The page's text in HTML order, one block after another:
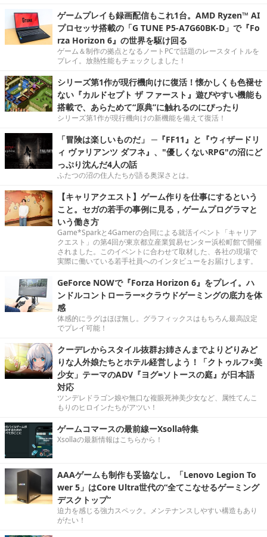
ゲームプレイも録画配信もこれ1台。AMD Ryzen™ AI
プロセッサ搭載の「G TUNE P5-A7G60BK-D」で『Fo
rza Horizon 6』の世界を駆け回る
ゲーム＆制作の拠点となるノートPCで話題のレースタイトルを
プレイ。放熱性能もチェックしました！
シリーズ第1作が現行機向けに復活！懐かしくも色褪せ
ない『カルドセプト ザ ファースト』遊びやすい機能も
搭載で、あらためて“原典”に触れるのにぴったり
シリーズ第1作が現行機向けの新機能を備えて復活！
「冒険は楽しいものだ」 ─『FF11』と『ウィザードリ
ィ ヴァリアンツ ダフネ』、"優しくないRPG"の沼にど
っぷり沈んだ4人の話
ふたつの沼の住人たちが語る奥深さとは。
【キャリアクエスト】ゲーム作りを仕事にするという
こと。セガの若手の事例に見る，ゲームプログラマと
いう働き方
Game*Sparkと4Gamerの合同による就活イベント「キャリア
クエスト」の第4回が東京都立産業貿易センター浜松町館で開催
されました。このイベントに合わせて取材した、各社の現場で
実際に働いている若手社員へのインタビューをお届けします。
GeForce NOWで『Forza Horizon 6』をプレイ。ハ
ンドルコントローラー×クラウドゲーミングの底力を体
感
体感的にラグはほぼ無し。グラフィックスはもちろん最高設定
でプレイ可能！
クーデレからスタイル抜群お姉さんまでよりどりみど
りな人外娘たちとホテル経営しよう！「クトゥルフ×美
少女」テーマのADV『ヨグ=ソトースの庭』が日本語
対応
ツンデレドラゴン娘や無口な複眼死神美少女など、属性てんこ
もりのヒロインたちがアツい！
ゲームコマースの最前線ーXsolla特集
Xsollaの最新情報はこちらから！
AAAゲームも制作も妥協なし。「Lenovo Legion To
wer 5」はCore Ultra世代の“全てこなせるゲーミング
デスクトップ”
迫力を感じる強力スペック。メンテナンスしやすい構造もあり
がたい！